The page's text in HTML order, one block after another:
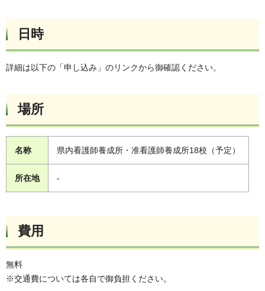
日時
詳細は以下の「申し込み」のリンクから御確認ください。
場所
名称 県内看護師養成所・准看護師養成所18校（予定）
所在地 -
費用
無料
※交通費については各自で御負担ください。